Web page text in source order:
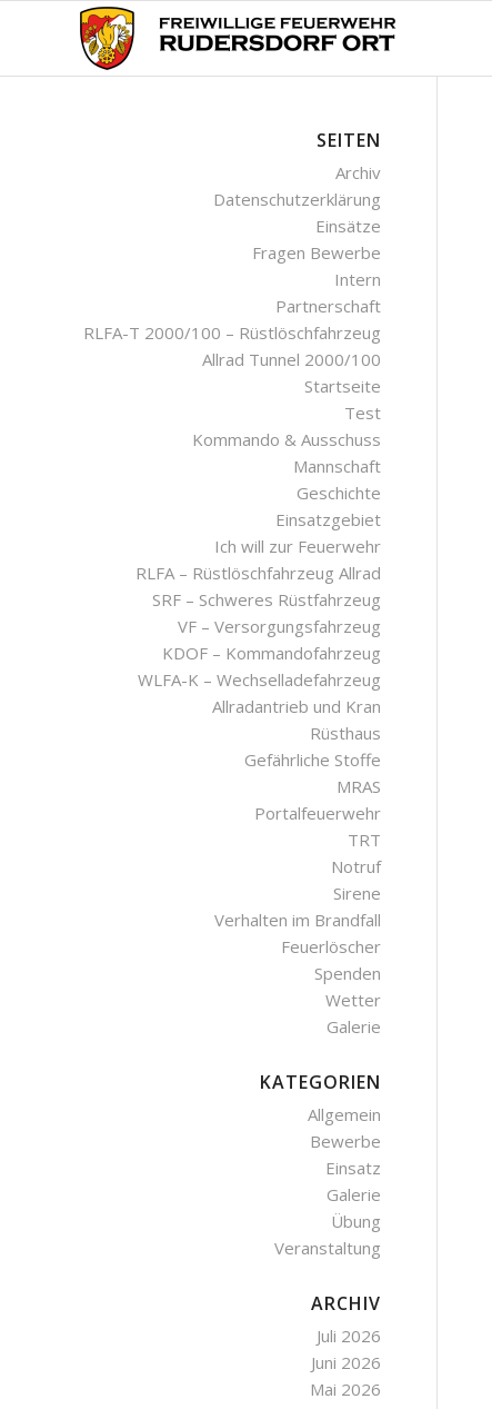
SEITEN
Archiv
Datenschutzerklärung
Einsätze
Fragen Bewerbe
Intern
Partnerschaft
RLFA-T 2000/100 – Rüstlöschfahrzeug
Allrad Tunnel 2000/100
Startseite
Test
Kommando & Ausschuss
Mannschaft
Geschichte
Einsatzgebiet
Ich will zur Feuerwehr
RLFA – Rüstlöschfahrzeug Allrad
SRF – Schweres Rüstfahrzeug
VF – Versorgungsfahrzeug
KDOF – Kommandofahrzeug
WLFA-K – Wechselladefahrzeug
Allradantrieb und Kran
Rüsthaus
Gefährliche Stoffe
MRAS
Portalfeuerwehr
TRT
Notruf
Sirene
Verhalten im Brandfall
Feuerlöscher
Spenden
Wetter
Galerie
KATEGORIEN
Allgemein
Bewerbe
Einsatz
Galerie
Übung
Veranstaltung
ARCHIV
Juli 2026
Juni 2026
Mai 2026